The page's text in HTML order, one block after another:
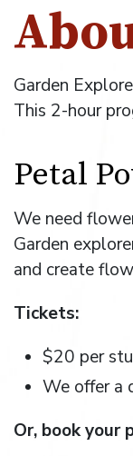
Garden
This 2-hour
Petal
We need
Garden
and create
Tickets:
$20 per
We offer a
Or, book your